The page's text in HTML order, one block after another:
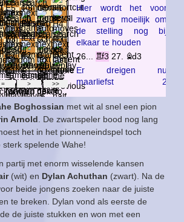
Boghossian met wit al snel een pion
Arnold. De zwartspeler bood nog lang
het in het pionneneindspel toch
spelende Wahe!
partij met enorm wisselende kansen
(wit) en Dylan Achuthan (zwart). Na de
beide jongens zoeken naar de juiste
te breken. Dylan vond als eerste de
de juiste stukken en won met een